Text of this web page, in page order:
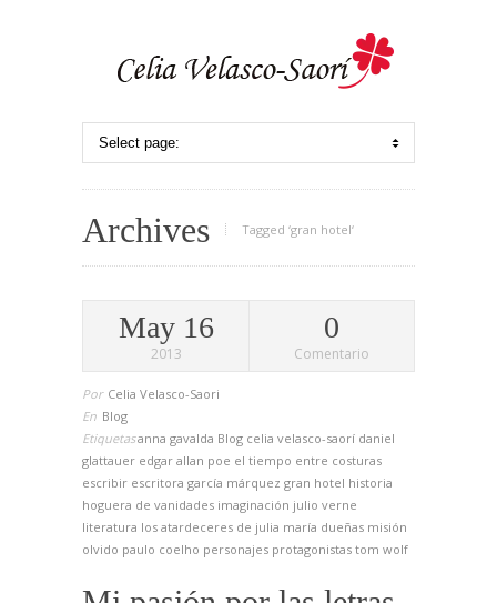
Archives Tagged ‘gran hotel‘
May 16
2013
0
Comentario
Por Celia Velasco-Saori
En Blog
Etiquetasanna gavalda Blog celia velasco-saorí daniel
glattauer edgar allan poe el tiempo entre costuras
escribir escritora garcía márquez gran hotel historia
hoguera de vanidades imaginación julio verne
literatura los atardeceres de julia maría dueñas misión
olvido paulo coelho personajes protagonistas tom wolf